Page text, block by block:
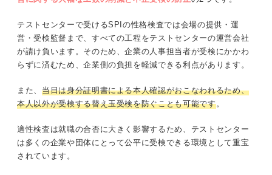
テストセンターで受けるSPIの性格検査では会場の提供・運
営・受検監督まで、すべての工程をテストセンターの運営会社
が請け負います。そのため、企業の人事担当者が受検にかかわ
らずに済むため、企業側の負担を軽減できる利点があります。
また、 当日は身分証明書による本人確認がおこなわれるため、
本人以外が受検する替え玉受検を防ぐことも可能です。
適性検査は就職の合否に大きく影響するため、テストセンター
は多くの企業や団体にとって公平に受検できる環境として重宝
されています。